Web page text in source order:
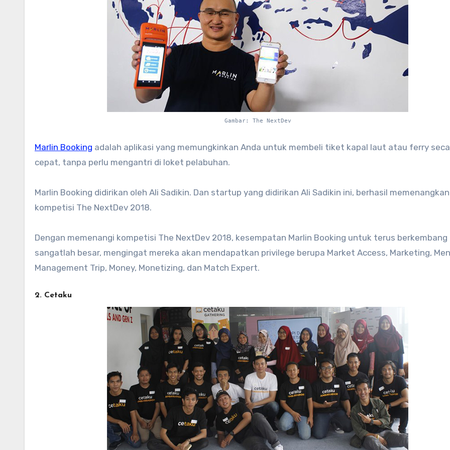
Gambar: The NextDev
Marlin Booking adalah aplikasi yang memungkinkan Anda untuk membeli tiket kapal laut atau ferry
cepat, tanpa perlu mengantri di loket pelabuhan.
Marlin Booking didirikan oleh Ali Sadikin. Dan startup yang didirikan Ali Sadikin ini, berhasil memenangkan
kompetisi The NextDev 2018.
Dengan memenangi kompetisi The NextDev 2018, kesempatan Marlin Booking untuk terus berkembang
sangatlah besar, mengingat mereka akan mendapatkan privilege berupa Market Access, Marketing,
Management Trip, Money, Monetizing, dan Match Expert.
2. Cetaku